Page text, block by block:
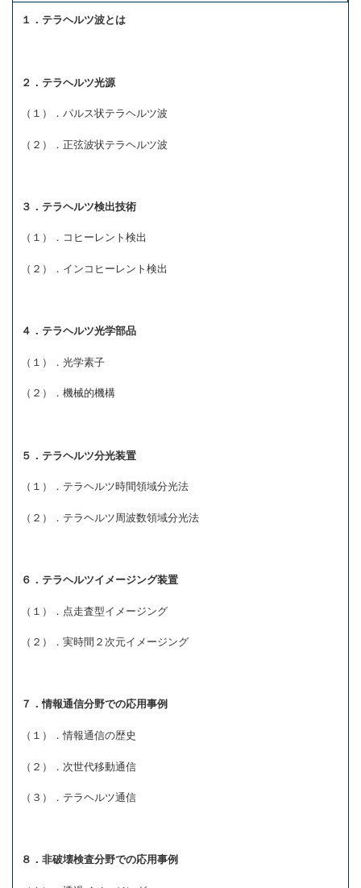
１．テラヘルツ波とは
２．テラヘルツ光源
（１）．パルス状テラヘルツ波
（２）．正弦波状テラヘルツ波
３．テラヘルツ検出技術
（１）．コヒーレント検出
（２）．インコヒーレント検出
４．テラヘルツ光学部品
（１）．光学素子
（２）．機械的機構
５．テラヘルツ分光装置
（１）．テラヘルツ時間領域分光法
（２）．テラヘルツ周波数領域分光法
６．テラヘルツイメージング装置
（１）．点走査型イメージング
（２）．実時間２次元イメージング
７．情報通信分野での応用事例
（１）．情報通信の歴史
（２）．次世代移動通信
（３）．テラヘルツ通信
８．非破壊検査分野での応用事例